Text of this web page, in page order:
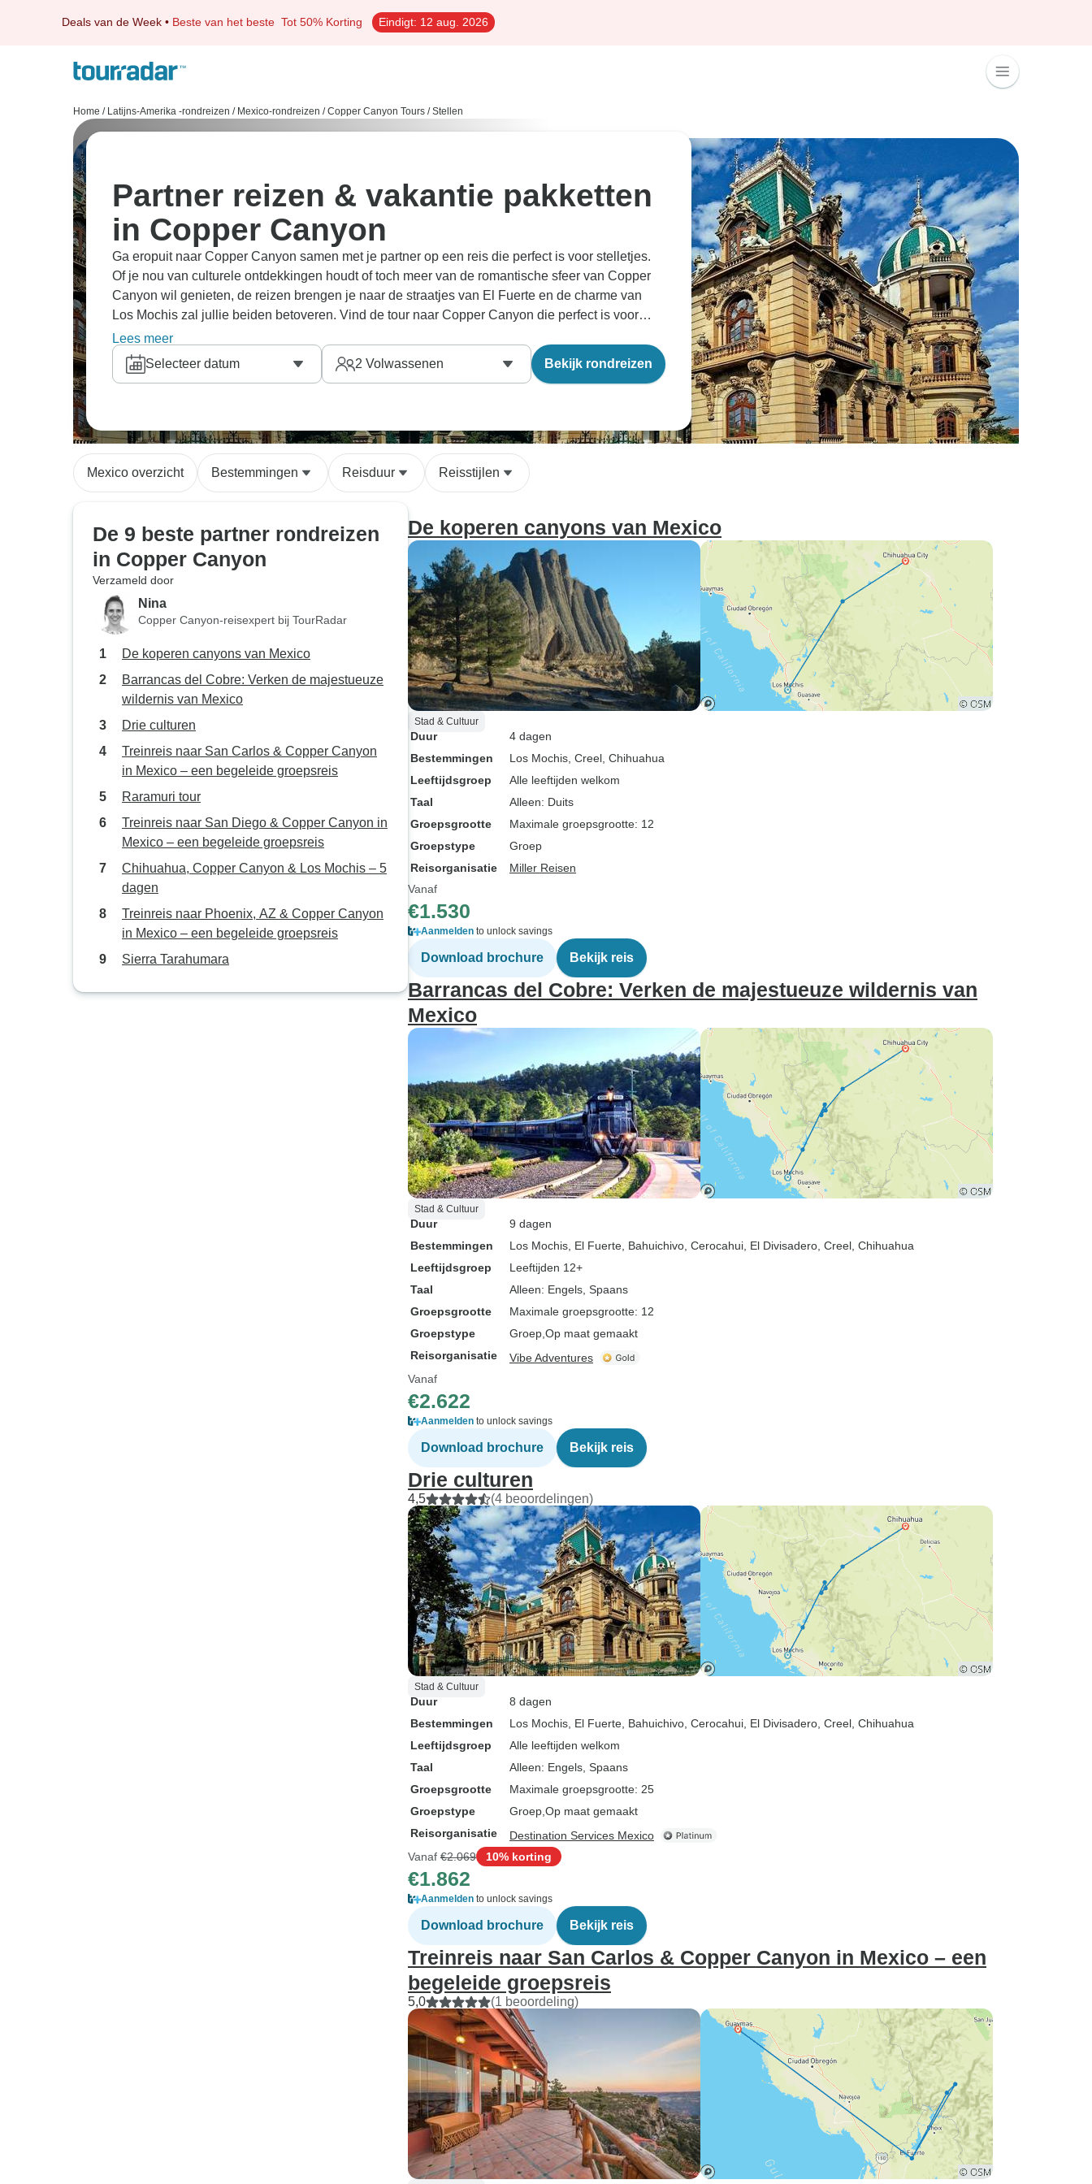
Deals van de Week • Beste van het beste Tot 50% Korting Eindigt: 12 aug. 2026
Home / Latijns-Amerika -rondreizen / Mexico-rondreizen / Copper Canyon Tours / Stellen
Partner reizen & vakantie pakketten
in Copper Canyon
Ga eropuit naar Copper Canyon samen met je partner op een reis die perfect is voor stelletjes.
Of je nou van culturele ontdekkingen houdt of toch meer van de romantische sfeer van Copper
Canyon wil genieten, de reizen brengen je naar de straatjes van El Fuerte en de charme van
Los Mochis zal jullie beiden betoveren. Vind de tour naar Copper Canyon die perfect is voor
jullie tweetjes, reis samen en bekijk de wereld van dichtbij. Onze reisexperts hebben alle tours
doorzocht en hebben handmatig de beste
partner avontuurlijke vakantiesgekozen.
Lees meer
Selecteer datum
2 Volwassenen Bekijk rondreizen
Mexico overzicht Bestemmingen Reisduur Reisstijlen
De 9 beste partner rondreizen
in Copper Canyon
Verzameld door
Nina
Copper Canyon-reisexpert bij TourRadar
De koperen canyons van Mexico
Barrancas del Cobre: Verken de majestueuze
wildernis van Mexico
Drie culturen
Treinreis naar San Carlos & Copper Canyon
in Mexico – een begeleide groepsreis
Raramuri tour
Treinreis naar San Diego & Copper Canyon in
Mexico – een begeleide groepsreis
Chihuahua, Copper Canyon & Los Mochis – 5
dagen
Treinreis naar Phoenix, AZ & Copper Canyon
in Mexico – een begeleide groepsreis
Sierra Tarahumara
De koperen canyons van Mexico
Stad & Cultuur
Duur
4 dagen
Bestemmingen
Los Mochis , Creel , Chihuahua
Leeftijdsgroep
Alle leeftijden welkom
Taal
Alleen: Duits
Groepsgrootte
Maximale groepsgrootte: 12
Groepstype
Groep
Reisorganisatie
Miller Reisen
Vanaf
€1.530
Aanmelden to unlock savings
Download brochure Bekijk reis
Barrancas del Cobre: Verken de majestueuze wildernis van
Mexico
Stad & Cultuur
Duur
9 dagen
Bestemmingen
Los Mochis , El Fuerte , Bahuichivo , Cerocahui , El Divisadero , Creel , Chihuahua
Leeftijdsgroep
Leeftijden 12+
Taal
Alleen: Engels, Spaans
Groepsgrootte
Maximale groepsgrootte: 12
Groepstype
Groep Op maat gemaakt
Reisorganisatie
Vibe Adventures
Vanaf
€2.622
Aanmelden to unlock savings
Download brochure Bekijk reis
Drie culturen
4,5 (4 beoordelingen)
Stad & Cultuur
Duur
8 dagen
Bestemmingen
Los Mochis , El Fuerte , Bahuichivo , Cerocahui , El Divisadero , Creel , Chihuahua
Leeftijdsgroep
Alle leeftijden welkom
Taal
Alleen: Engels, Spaans
Groepsgrootte
Maximale groepsgrootte: 25
Groepstype
Groep Op maat gemaakt
Reisorganisatie
Destination Services Mexico
Vanaf €2.069 10% korting
€1.862
Aanmelden to unlock savings
Download brochure Bekijk reis
Treinreis naar San Carlos & Copper Canyon in Mexico – een
begeleide groepsreis
5,0 (1 beoordeling)